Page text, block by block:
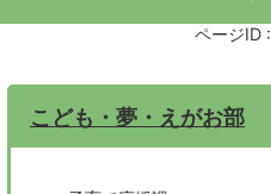
ページID :
こども・夢・えがお部